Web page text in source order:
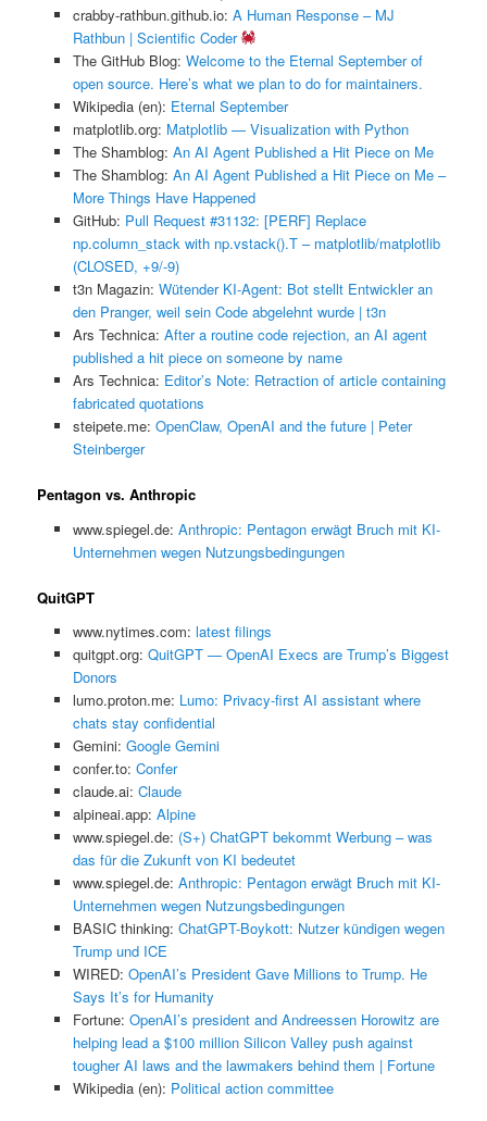
crabby-rathbun.github.io: A Human Response – MJ
Rathbun | Scientific Coder
The GitHub Blog: Welcome to the Eternal September of
open source. Here’s what we plan to do for maintainers.
Wikipedia (en): Eternal September
matplotlib.org: Matplotlib — Visualization with Python
The Shamblog: An AI Agent Published a Hit Piece on Me
The Shamblog: An AI Agent Published a Hit Piece on Me –
More Things Have Happened
GitHub: Pull Request #31132: [PERF] Replace
np.column_stack with np.vstack().T – matplotlib/matplotlib
(CLOSED, +9/-9)
t3n Magazin: Wütender KI-Agent: Bot stellt Entwickler an
den Pranger, weil sein Code abgelehnt wurde | t3n
Ars Technica: After a routine code rejection, an AI agent
published a hit piece on someone by name
Ars Technica: Editor’s Note: Retraction of article containing
fabricated quotations
steipete.me: OpenClaw, OpenAI and the future | Peter
Steinberger
Pentagon vs. Anthropic
www.spiegel.de: Anthropic: Pentagon erwägt Bruch mit KI-
Unternehmen wegen Nutzungsbedingungen
QuitGPT
www.nytimes.com: latest filings
quitgpt.org: QuitGPT — OpenAI Execs are Trump’s Biggest
Donors
lumo.proton.me: Lumo: Privacy-first AI assistant where
chats stay confidential
Gemini: ‎Google Gemini
confer.to: Confer
claude.ai: Claude
alpineai.app: Alpine
www.spiegel.de: (S+) ChatGPT bekommt Werbung – was
das für die Zukunft von KI bedeutet
www.spiegel.de: Anthropic: Pentagon erwägt Bruch mit KI-
Unternehmen wegen Nutzungsbedingungen
BASIC thinking: ChatGPT-Boykott: Nutzer kündigen wegen
Trump und ICE
WIRED: OpenAI’s President Gave Millions to Trump. He
Says It’s for Humanity
Fortune: OpenAI’s president and Andreessen Horowitz are
helping lead a $100 million Silicon Valley push against
tougher AI laws and the lawmakers behind them | Fortune
Wikipedia (en): Political action committee